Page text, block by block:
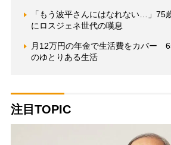
「もう波平さんにはなれない…」75
にロスジェネ世代の嘆息
月12万円の年金で生活費をカバー
のゆとりある生活
注目TOPIC